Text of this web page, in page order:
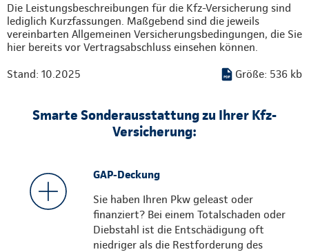
Die Leistungsbeschreibungen für die Kfz-Versicherung sind
lediglich Kurzfassungen. Maßgebend sind die jeweils
vereinbarten Allgemeinen Versicherungsbedingungen, die Sie
hier bereits vor Vertragsabschluss einsehen können.
Stand: 10.2025 Größe: 536 kb
Smarte Sonderausstattung zu Ihrer Kfz-
Versicherung:
GAP-Deckung
Sie haben Ihren Pkw geleast oder
finanziert? Bei einem Totalschaden oder
Diebstahl ist die Entschädigung oft
niedriger als die Restforderung des